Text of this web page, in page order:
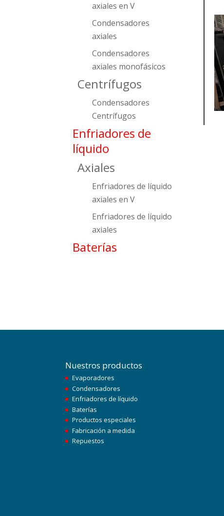
axiales en V
Condensadores
axiales
Condensadores
axiales monofásicos
Centrífugos
Condensadores
Centrífugos
Enfriadores de
líquido
Axiales
Enfriadores de líquido
axiales en V
Enfriadores de líquido
axiales
Baterías
Nuestros productos
Evaporadores
Condensadores
Enfriadores de líquido
Baterías
Productos especiales
Fabricación a medida
Repuestos